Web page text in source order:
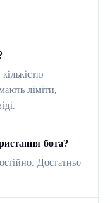
ліміти,
бота?
Достатньо